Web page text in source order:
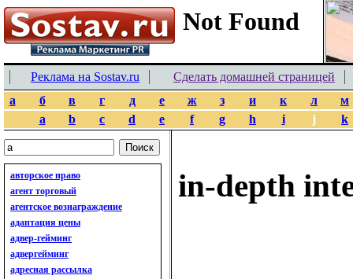
Реклама на Sostav.ru
Сделать домашней страницей
а
б в г д е ж з и к л
м
a
b c d e f g h i j k
авторское право
агент торговый
агентское вознаграждение
адаптация цены
адвер-гейминг
адвергейминг
адресная рассылка
in-depth